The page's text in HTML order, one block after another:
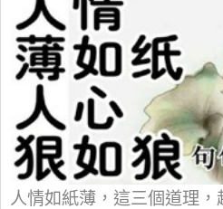
人情如紙薄，這三個道理，